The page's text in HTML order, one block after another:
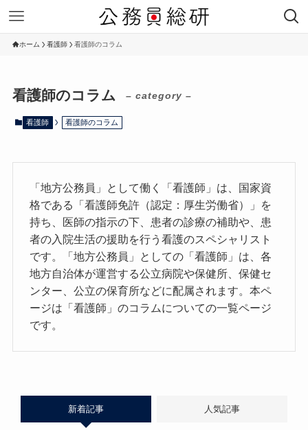
ホーム 看護師 看護師のコラム
看護師のコラム – category –
看護師 看護師のコラム
「地方公務員」として働く「看護師」は、国家資
格である「看護師免許（認定：厚生労働省）」を
持ち、医師の指示の下、患者の診療の補助や、患
者の入院生活の援助を行う看護のスペシャリスト
です。「地方公務員」としての「看護師」は、各
地方自治体が運営する公立病院や保健所、保健セ
ンター、公立の保育所などに配属されます。本ペ
ージは「看護師」のコラムについての一覧ページ
です。
新着記事 人気記事